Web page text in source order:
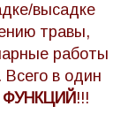
высадке
травы,
работы
в один
!!!